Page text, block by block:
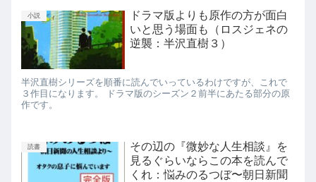
小説
ドラマ版よりも原作の方が面白
いと思う場面も（ロスジェネの
逆襲：半沢直樹３）
半沢直樹シリーズを順番に読んでいっているわけですが、これで
３作目になります。 ドラマ版のシーズン２前半にあたる部分の原
作です。
読書
その辺の『微妙な人生相談』を
見るぐらいならこの本を読んで
くれ：悩みのるつぼ〜朝日新聞